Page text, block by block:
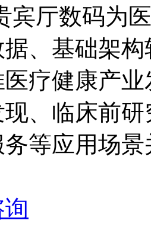
宾厅数码为
据、基础
疗健康产业
、临床前
务等应用场